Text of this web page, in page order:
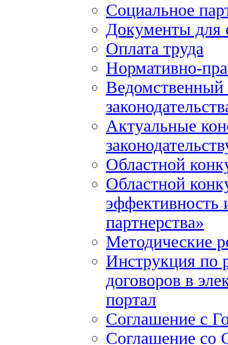
Социальное
Документы для
Оплата труда
Нормативно-
Ведомственный
Актуальные
Областной
Областной
эффективность
партнерства»
Методические
Инструкция по
договоров в
портал
Соглашение с
Соглашение со